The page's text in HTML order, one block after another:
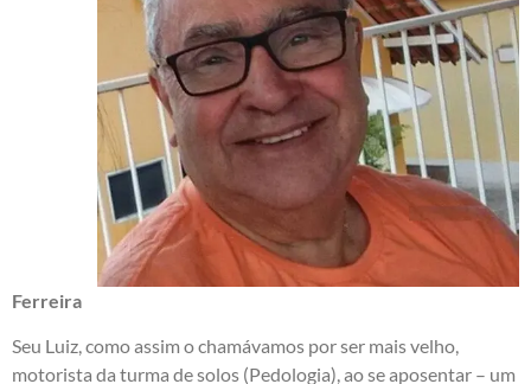
Ferreira
Seu Luiz, como assim o chamávamos por ser mais velho,
motorista da turma de solos (Pedologia), ao se aposentar – um